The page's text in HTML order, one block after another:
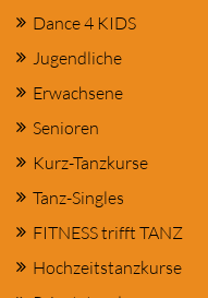
Dance 4 KIDS
Jugendliche
Erwachsene
Senioren
Kurz-Tanzkurse
Tanz-Singles
FITNESS trifft TANZ
Hochzeitstanzkurse